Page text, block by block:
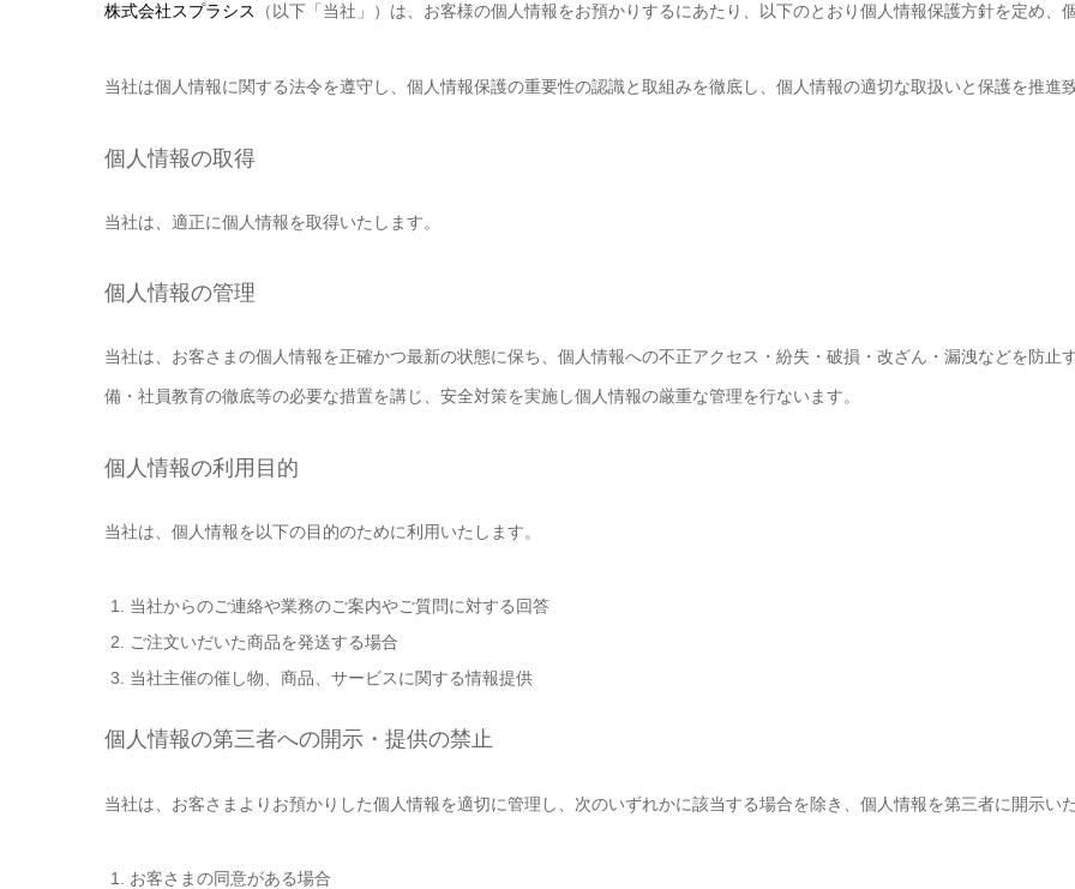
株式会社スプラシス （以下「当社」）は、お客様の個人情報をお預かりするにあたり、以下のとおり個人情報保護方針を定め、
当社は個人情報に関する法令を遵守し、個人情報保護の重要性の認識と取組みを徹底し、個人情報の適切な取扱いと保護を推進致
個人情報の取得
当社は、適正に個人情報を取得いたします。
個人情報の管理
当社は、お客さまの個人情報を正確かつ最新の状態に保ち、個人情報への不正アクセス・紛失・破損・改ざん・漏洩などを防止
備・社員教育の徹底等の必要な措置を講じ、安全対策を実施し個人情報の厳重な管理を行ないます。
個人情報の利用目的
当社は、個人情報を以下の目的のために利用いたします。
当社からのご連絡や業務のご案内やご質問に対する回答
ご注文いだいた商品を発送する場合
当社主催の催し物、商品、サービスに関する情報提供
個人情報の第三者への開示・提供の禁止
当社は、お客さまよりお預かりした個人情報を適切に管理し、次のいずれかに該当する場合を除き、個人情報を第三者に開示いた
お客さまの同意がある場合